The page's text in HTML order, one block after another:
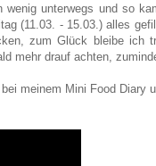
wenig unterwegs und so
(11.03. - 15.03.) alles
zum Glück bleibe ich
mehr drauf achten,
meinem Mini Food Diary